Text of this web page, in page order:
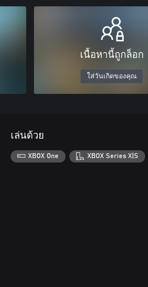
เนื้อหานี้ถูกล็อก
ใส่วันเกิดของคุณ
เล่นด้วย
XBOX One XBOX Series X|S